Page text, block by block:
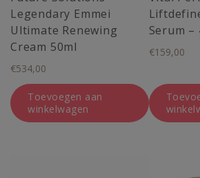
Legendary Emmei
Ultimate Renewing
Cream 50ml
€534,00
Toevoegen aan
winkelwagen
Serum –
€159,00